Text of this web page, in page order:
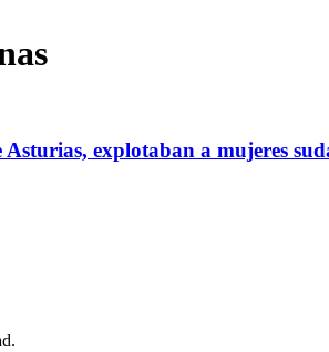
explotaban a mujeres